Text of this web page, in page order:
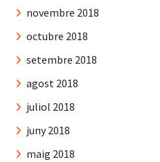
novembre 2018
octubre 2018
setembre 2018
agost 2018
juliol 2018
juny 2018
maig 2018